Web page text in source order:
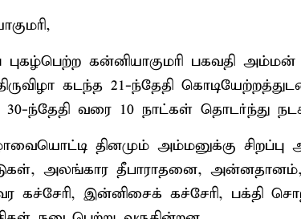
கன்னியாகுமரி பகவதி அம்மன்
கடந்த 21-ந்தேதி
30-ந்தேதி வரை 10 நாட்கள் தொடர்ந்து
தினமும் அம்மனுக்கு
அலங்கார தீபாராதனை,
கச்சேரி, இன்னிசைக் கச்சேரி, பக்தி